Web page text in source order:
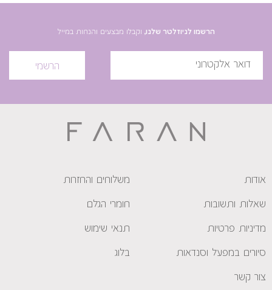
הרשמו לניוזלטר שלנו, וקבלו מבצעים והנחות במייל
הרשמי
אודות משלוחים והחזרות
שאלות ותשובות חומרי הגלם
מדיניות פרטיות תנאי שימוש
סיורים במפעל וסנדאות בלוג
צור קשר